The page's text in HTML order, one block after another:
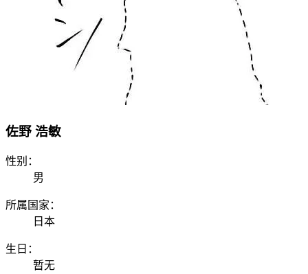
佐野 浩敏
性别：
男
所属国家：
日本
生日：
暂无